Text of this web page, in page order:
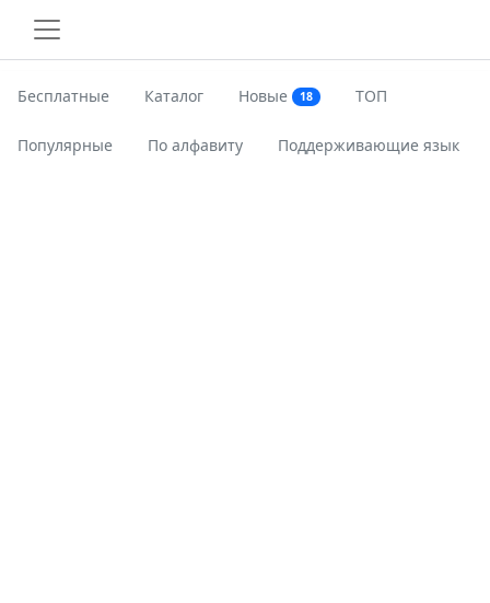
Бесплатные Каталог Новые 18 ТОП
Популярные По алфавиту Поддерживающие язык